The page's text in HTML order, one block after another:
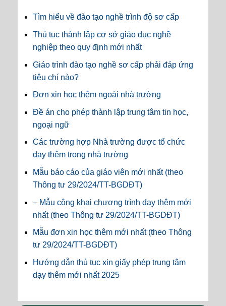
Tìm hiểu về đào tạo nghề trình độ sơ cấp
Thủ tục thành lập cơ sở giáo dục nghề
nghiệp theo quy định mới nhất
Giáo trình đào tạo nghề sơ cấp phải đáp ứng
tiêu chí nào?
Đơn xin học thêm ngoài nhà trường
Đề án cho phép thành lập trung tâm tin học,
ngoại ngữ
Các trường hợp Nhà trường được tổ chức
dạy thêm trong nhà trường
Mẫu báo cáo của giáo viên mới nhất (theo
Thông tư 29/2024/TT-BGDĐT)
– Mẫu công khai chương trình dạy thêm mới
nhất (theo Thông tư 29/2024/TT-BGDĐT)
Mẫu đơn xin học thêm mới nhất (theo Thông
tư 29/2024/TT-BGDĐT)
Hướng dẫn thủ tục xin giấy phép trung tâm
dạy thêm mới nhất 2025